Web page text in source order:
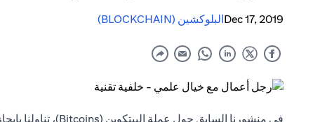
Dec 17, 2019البلوكشين (BLOCKCHAIN)